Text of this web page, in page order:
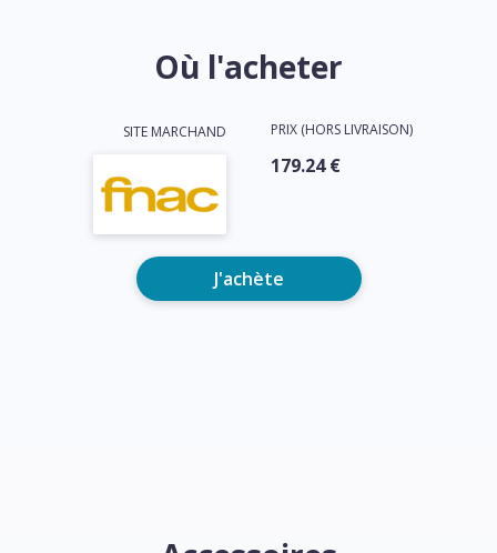
Où l'acheter
SITE MARCHAND PRIX (HORS LIVRAISON)
179.24 €
J'achète